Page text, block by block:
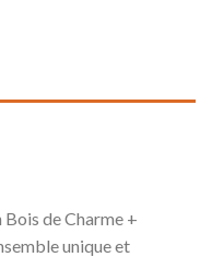
Bois de Charme +
unique et